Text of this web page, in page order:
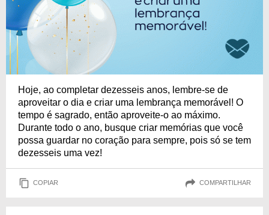
Hoje, ao completar dezesseis anos, lembre-se de
aproveitar o dia e criar uma lembrança memorável! O
tempo é sagrado, então aproveite-o ao máximo.
Durante todo o ano, busque criar memórias que você
possa guardar no coração para sempre, pois só se tem
dezesseis uma vez!
COPIAR COMPARTILHAR